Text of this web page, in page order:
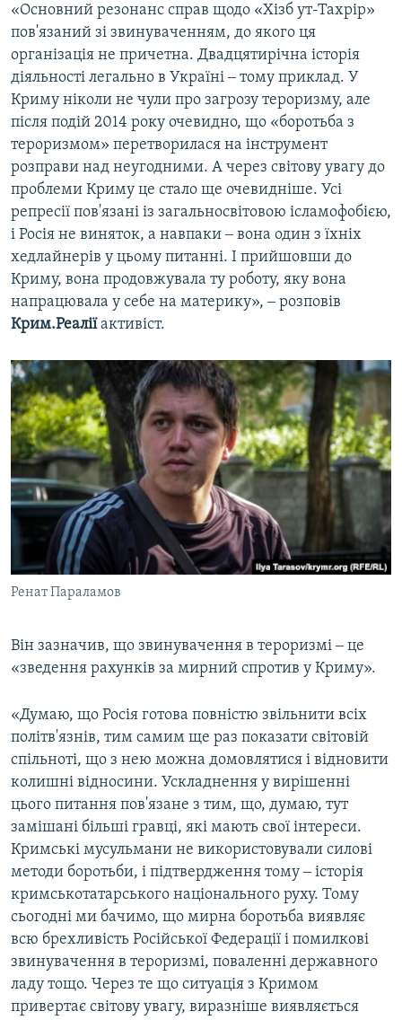
«Основний резонанс справ щодо «Хізб ут-Тахрір»
пов'язаний зі звинуваченням, до якого ця
організація не причетна. Двадцятирічна історія
діяльності легально в Україні ‒ тому приклад. У
Криму ніколи не чули про загрозу тероризму, але
після подій 2014 року очевидно, що «боротьба з
тероризмом» перетворилася на інструмент
розправи над неугодними. А через світову увагу до
проблеми Криму це стало ще очевидніше. Усі
репресії пов'язані із загальносвітовою ісламофобією,
і Росія не виняток, а навпаки ‒ вона один з їхніх
хедлайнерів у цьому питанні. І прийшовши до
Криму, вона продовжувала ту роботу, яку вона
напрацювала у себе на материку», ‒ розповів
Крим.Реаліїактивіст.
Ренат Параламов
Він зазначив, що звинувачення в тероризмі ‒ це
«зведення рахунків за мирний спротив у Криму».
«Думаю, що Росія готова повністю звільнити всіх
політв'язнів, тим самим ще раз показати світовій
спільноті, що з нею можна домовлятися і відновити
колишні відносини. Ускладнення у вирішенні
цього питання пов'язане з тим, що, думаю, тут
замішані більші гравці, які мають свої інтереси.
Кримські мусульмани не використовували силові
методи боротьби, і підтвердження тому ‒ історія
кримськотатарського національного руху. Тому
сьогодні ми бачимо, що мирна боротьба виявляє
всю брехливість Російської Федерації і помилкові
звинувачення в тероризмі, поваленні державного
ладу тощо. Через те що ситуація з Кримом
привертає світову увагу, виразніше виявляється